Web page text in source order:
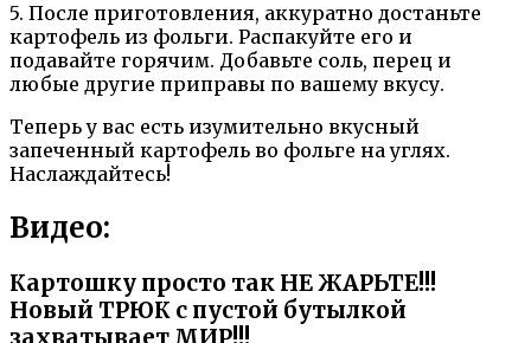
5. После приготовления, аккуратно достаньте
картофель из фольги. Распакуйте его и
подавайте горячим. Добавьте соль, перец и
любые другие приправы по вашему вкусу.
Теперь у вас есть изумительно вкусный
запеченный картофель во фольге на углях.
Наслаждайтесь!
Видео:
Картошку просто так НЕ ЖАРЬТЕ!!!
Новый ТРЮК с пустой бутылкой
захватывает МИР!!!